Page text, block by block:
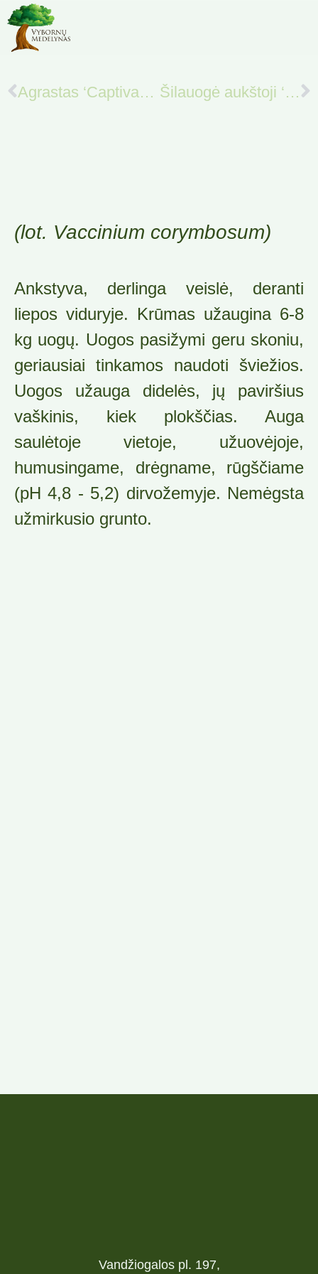
Agrastas ‘Captivator’ Šilauogė aukštoji ‘Bonus’
(lot. Vaccinium corymbosum)
Ankstyva, derlinga veislė, deranti
liepos viduryje. Krūmas užaugina 6-8
kg uogų. Uogos pasižymi geru skoniu,
geriausiai tinkamos naudoti šviežios.
Uogos užauga didelės, jų paviršius
vaškinis, kiek plokščias. Auga
saulėtoje vietoje, užuovėjoje,
humusingame, drėgname, rūgščiame
(pH 4,8 - 5,2) dirvožemyje. Nemėgsta
užmirkusio grunto.
Vandžiogalos pl. 197,